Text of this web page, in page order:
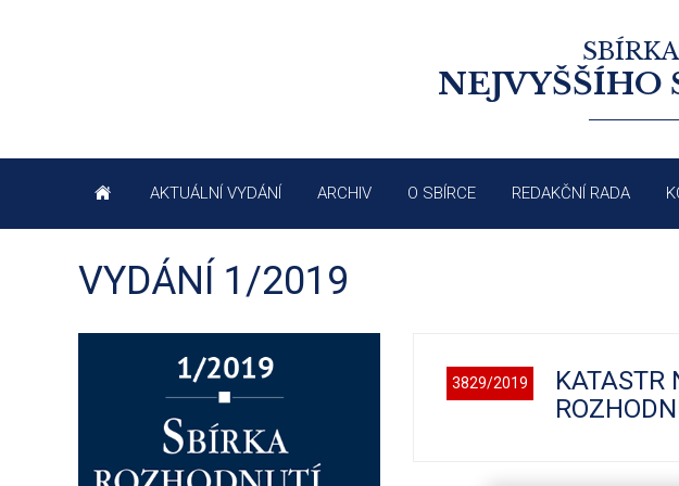
NEJVYŠŠÍHO
AKTUÁLNÍ VYDÁNÍ ARCHIV O SBÍRCE REDAKČNÍ RADA
VYDÁNÍ 1/2019
3829/2019
KATASTR